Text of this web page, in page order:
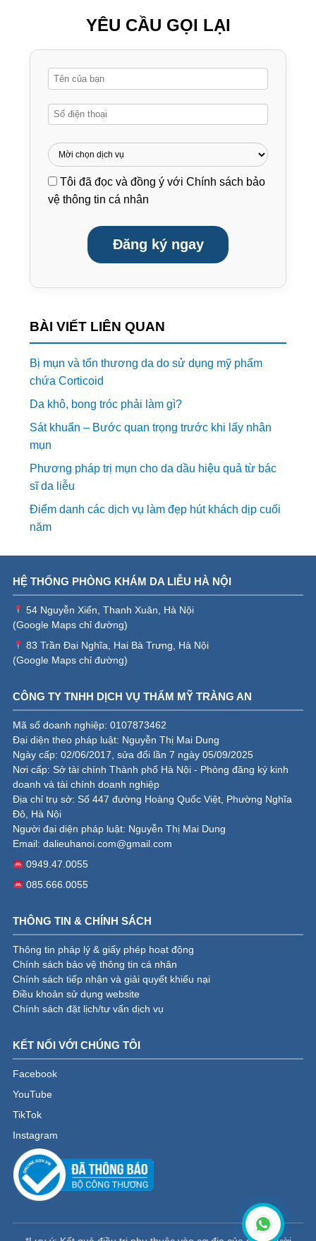
YÊU CẦU GỌI LẠI
Tôi đã đọc và đồng ý vớiChính sách bảo
vệ thông tin cá nhân
Đăng ký ngay
BÀI VIẾT LIÊN QUAN
Bị mụn và tổn thương da do sử dụng mỹ phẩm
chứa Corticoid
Da khô, bong tróc phải làm gì?
Sát khuẩn – Bước quan trọng trước khi lấy nhân
mụn
Phương pháp trị mụn cho da dầu hiệu quả từ bác
sĩ da liễu
Điểm danh các dịch vụ làm đẹp hút khách dịp cuối
năm
HỆ THỐNG PHÒNG KHÁM DA LIỄU HÀ NỘI
54 Nguyễn Xiển, Thanh Xuân, Hà Nội
(Google Maps chỉ đường)
83 Trần Đại Nghĩa, Hai Bà Trưng, Hà Nội
(Google Maps chỉ đường)
CÔNG TY TNHH DỊCH VỤ THẨM MỸ TRÀNG AN
Mã số doanh nghiệp: 0107873462
Đại diện theo pháp luật: Nguyễn Thị Mai Dung
Ngày cấp: 02/06/2017, sửa đổi lần 7 ngày 05/09/2025
Nơi cấp: Sở tài chính Thành phố Hà Nội - Phòng đăng ký kinh
doanh và tài chính doanh nghiệp
Địa chỉ trụ sở: Số 447 đường Hoàng Quốc Việt, Phường Nghĩa
Đô, Hà Nội
Người đại diện pháp luật: Nguyễn Thị Mai Dung
Email: dalieuhanoi.com@gmail.com
0949.47.0055
085.666.0055
THÔNG TIN & CHÍNH SÁCH
Thông tin pháp lý & giấy phép hoạt động
Chính sách bảo vệ thông tin cá nhân
Chính sách tiếp nhận và giải quyết khiếu nại
Điều khoản sử dụng website
Chính sách đặt lịch/tư vấn dịch vụ
KẾT NỐI VỚI CHÚNG TÔI
Facebook
YouTube
TikTok
Instagram